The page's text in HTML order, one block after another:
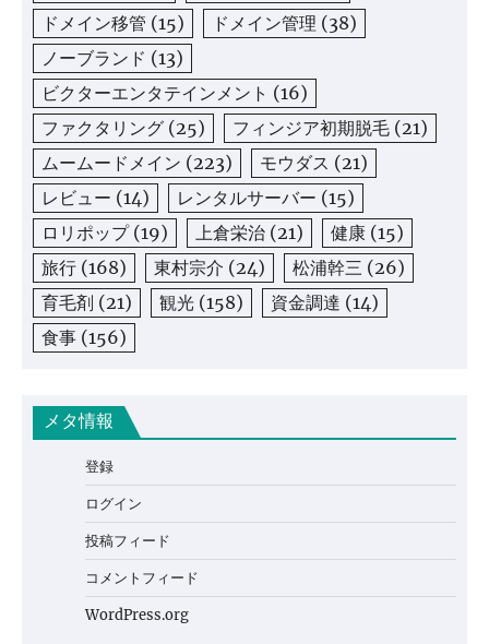
ドメイン移管 (15) ドメイン管理 (38)
ノーブランド (13)
ビクターエンタテインメント (16)
ファクタリング (25) フィンジア初期脱毛 (21)
ムームードメイン (223) モウダス (21)
レビュー (14) レンタルサーバー (15)
ロリポップ(19) 上倉栄治 (21) 健康 (15)
旅行 (168) 東村宗介 (24) 松浦幹三 (26)
育毛剤 (21) 観光 (158) 資金調達 (14)
食事 (156)
メタ情報
登録
ログイン
投稿フィード
コメントフィード
WordPress.org